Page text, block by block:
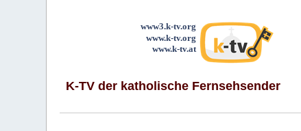
www3.k-tv.org
www.k-tv.org
www.k-tv.at
K-TV der katholische Fernsehsender